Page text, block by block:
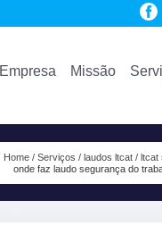
Empresa Missão
Home Serviços laudos ltcat
ltcat
onde faz laudo segurança do